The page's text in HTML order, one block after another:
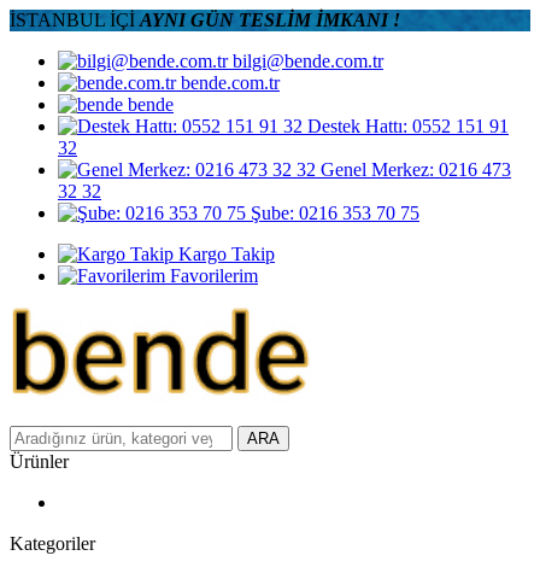
İSTANBUL İÇİ AYNI GÜN TESLİM İMKANI !
bilgi@bende.com.tr
bende.com.tr
bende
Destek Hattı: 0552 151 91
32
Genel Merkez: 0216 473
32 32
Şube: 0216 353 70 75
Kargo Takip
Favorilerim
ARA
Ürünler
Kategoriler